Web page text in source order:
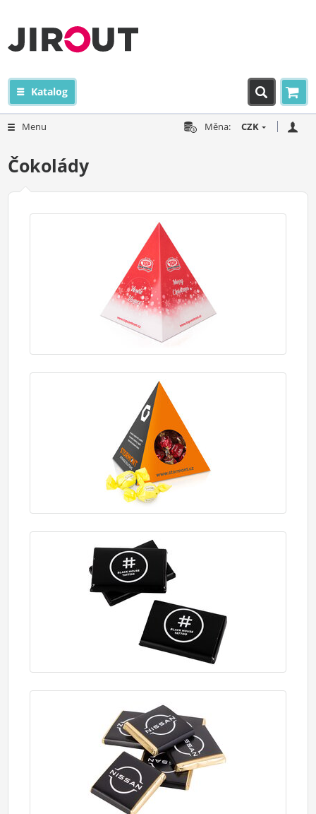
Katalog
Menu Měna: CZK
Čokolády